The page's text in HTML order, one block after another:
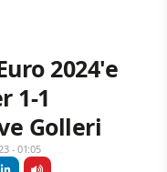
2024'e
1-1
Golleri
- 01:05